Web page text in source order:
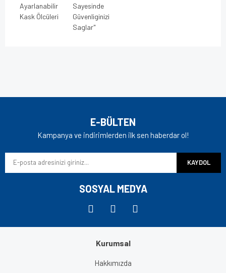
Ayarlanabilir
Kask Ölcüleri
Sayesinde
Güvenliginizi
Saglar"
Ürün resmi kalitesiz, bozuk veya görüntülenemiyor.
Ürün açıklamasında eksik bilgiler bulunuyor.
Ürün fiyatı diğer sitelerden daha pahalı.
E-BÜLTEN
Kampanya ve indirimlerden ilk sen haberdar ol!
KAYDOL
SOSYAL MEDYA
Kurumsal
Hakkımızda